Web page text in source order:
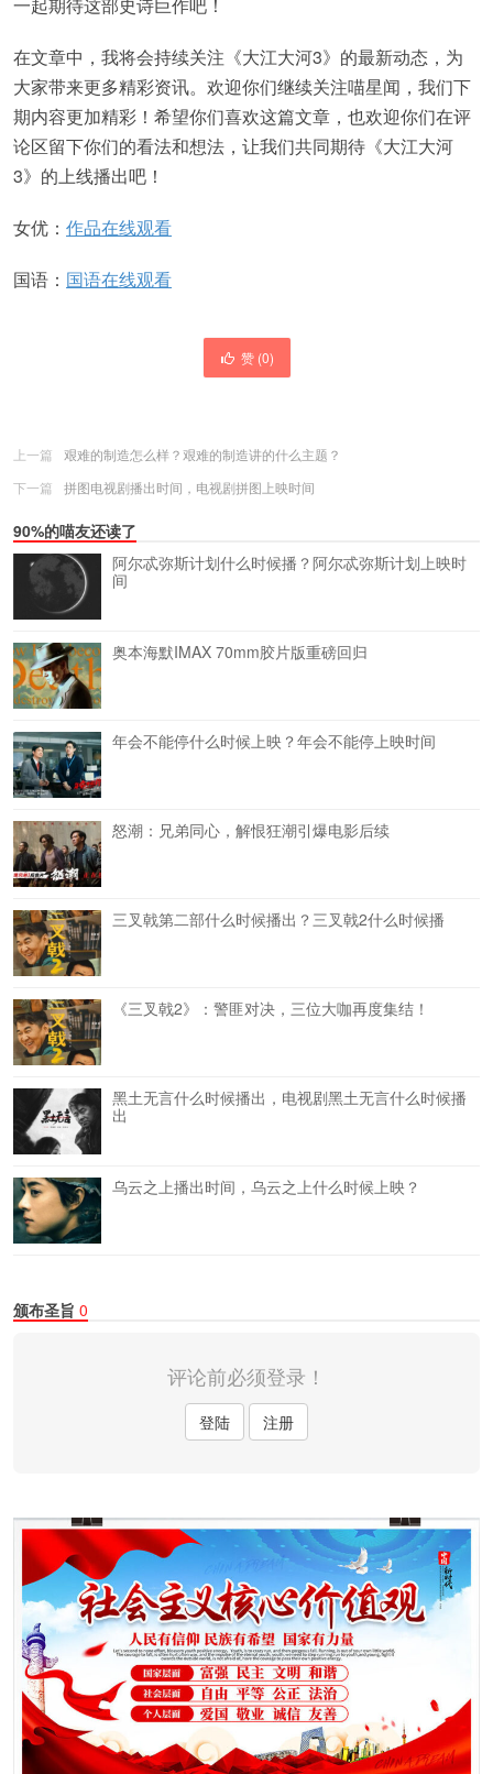
在文章中，我将会持续关注《大江大河3》的最新动态，为
大家带来更多精彩资讯。欢迎你们继续关注喵星闻，我们下
期内容更加精彩！希望你们喜欢这篇文章，也欢迎你们在评
论区留下你们的看法和想法，让我们共同期待《大江大河
3》的上线播出吧！
女优： 作品在线观看
国语： 国语在线观看
赞 (0)
上一篇
艰难的制造怎么样？艰难的制造讲的什么主题？
下一篇
拼图电视剧播出时间，电视剧拼图上映时间
90%的喵友还读了
阿尔忒弥斯计划什么时候播？阿尔忒弥斯计划上映时
间
奥本海默IMAX 70mm胶片版重磅回归
年会不能停什么时候上映？年会不能停上映时间
怒潮：兄弟同心，解恨狂潮引爆电影后续
三叉戟第二部什么时候播出？三叉戟2什么时候播
《三叉戟2》：警匪对决，三位大咖再度集结！
黑土无言什么时候播出，电视剧黑土无言什么时候播
出
乌云之上播出时间，乌云之上什么时候上映？
颁布圣旨 0
评论前必须登录！
登陆 注册